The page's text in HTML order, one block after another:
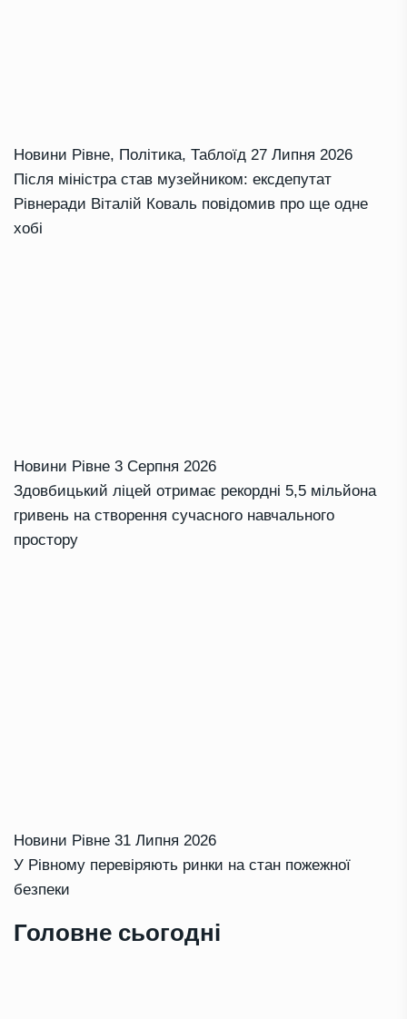
Новини Рівне, Політика, Таблоїд 27 Липня 2026
Після міністра став музейником: ексдепутат
Рівнеради Віталій Коваль повідомив про ще одне
хобі
Новини Рівне 3 Серпня 2026
Здовбицький ліцей отримає рекордні 5,5 мільйона
гривень на створення сучасного навчального
простору
Новини Рівне 31 Липня 2026
У Рівному перевіряють ринки на стан пожежної
безпеки
Головне сьогодні